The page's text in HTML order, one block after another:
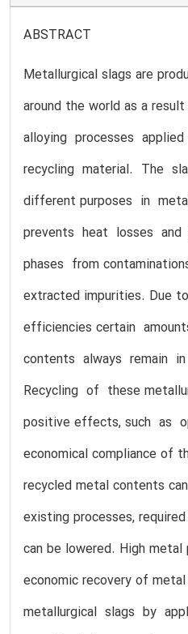
ABSTRACT
Metallurgical slags are
around the world as a
alloying processes
recycling material. The
different purposes in
prevents heat losses
phases from
extracted impurities. Due
efficiencies certain
contents always remain
Recycling of these
positive effects, such as
economical compliance of
recycled metal contents
existing processes,
can be lowered. High metal
economic recovery of
metallurgical slags by